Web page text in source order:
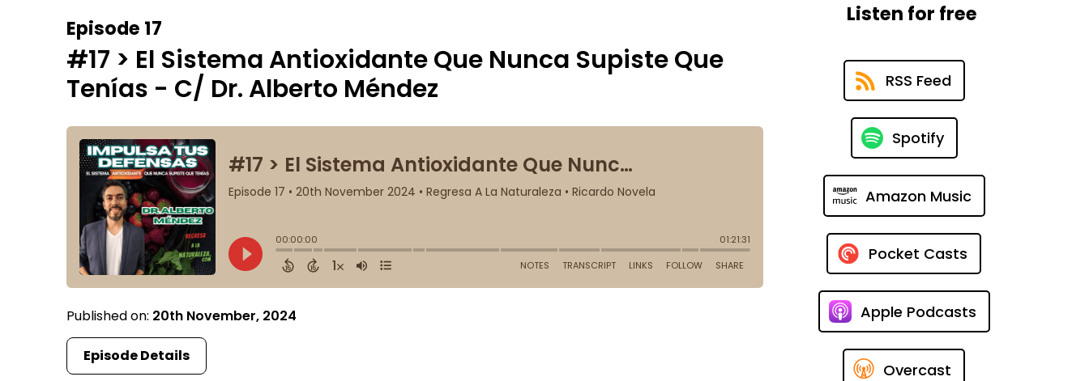
Episode 17
#17 > El Sistema Antioxidante Que Nunca Supiste Que
Tenías - C/ Dr. Alberto Méndez
Published on: 20th November, 2024
Episode Details
Listen for free
RSS Feed
Spotify
Amazon Music
Pocket Casts
Apple Podcasts
Overcast